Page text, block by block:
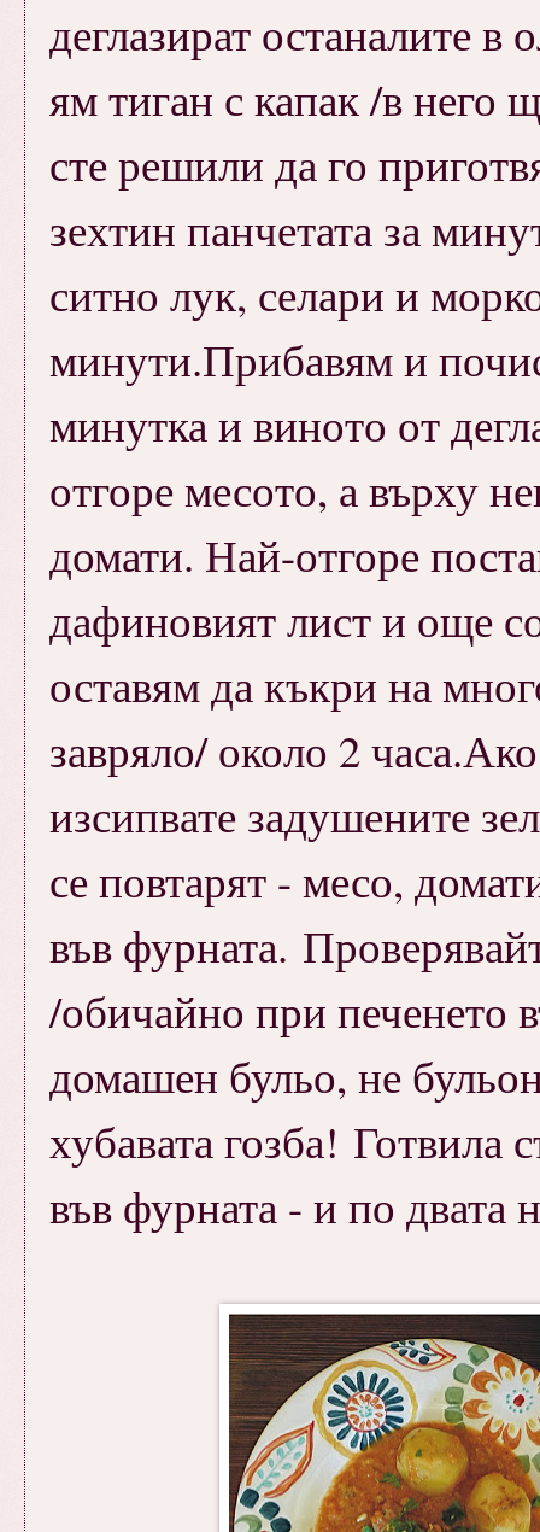
деглазират останалите
ям тиган с капак /в него
сте решили да го
зехтин панчетата за
ситно лук, селари и
минути.Прибавям и
минутка и виното от
отгоре месото, а върху
домати. Най-отгоре
дафиновият лист и още
оставям да къкри на
завряло/ около 2
изсипвате задушените
се повтарят - месо,
във фурната.
/обичайно при печенето
домашен бульо, не
хубавата гозба! Готвила
във фурната - и по двата